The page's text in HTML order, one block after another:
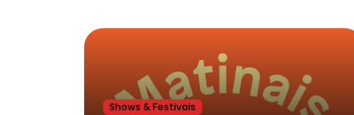
Shows & Festivais